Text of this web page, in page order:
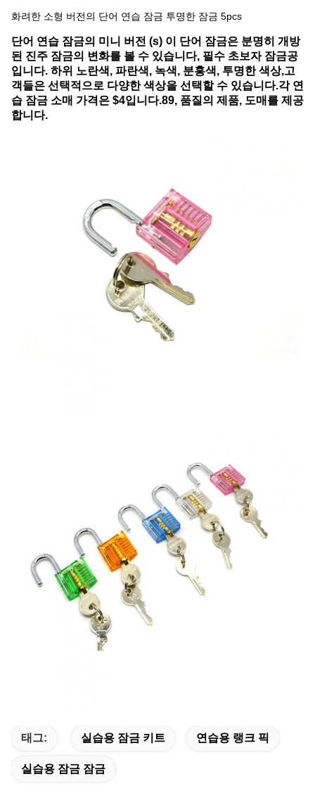
화려한 소형 버전의 단어 연습 잠금 투명한 잠금 5pcs
단어 연습 잠금의 미니 버전 (s) 이 단어 잠금은 분명히 개방
된 진주 잠금의 변화를 볼 수 있습니다, 필수 초보자 잠금공
입니다. 하위 노란색, 파란색, 녹색, 분홍색, 투명한 색상,고
객들은 선택적으로 다양한 색상을 선택할 수 있습니다.각 연
습 잠금 소매 가격은 $4입니다.89, 품질의 제품, 도매를 제공
합니다.
태그: 실습용 잠금 키트 연습용 랭크 픽
실습용 잠금 잠금